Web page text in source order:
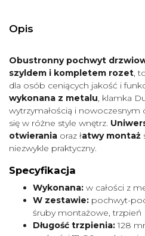
Opis
Obustronny pochwyt
szyldem i kompletem rozet,
dla osób ceniących jakość i
wykonana z metalu, klamka
wytrzymałością i
się w różne style wnętrz.
otwierania oraz łatwy montaż
niezwykle praktyczny.
Specyfikacja
Wykonana: w całości z
W zestawie: pochwyt-
śruby montażowe, trzpień
Długość trzpienia:128